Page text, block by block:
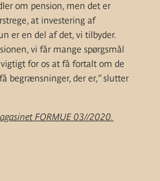
om pension, men det er
at investering af
er en del af det, vi tilbyder.
vi får mange spørgsmål
for os at få fortalt om de
begrænsninger, der er,” slutter
FORMUE 03//2020.